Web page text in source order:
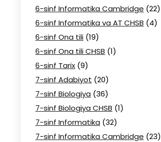
6-sinf Informatika Cambridge (22)
6-sinf Informatika va AT CHSB (4)
6-sinf Ona tili (19)
6-sinf Ona tili CHSB (1)
6-sinf Tarix (9)
7-sinf Adabiyot (20)
7-sinf Biologiya (36)
7-sinf Biologiya CHSB (1)
7-sinf Informatika (32)
7-sinf Informatika Cambridge (23)